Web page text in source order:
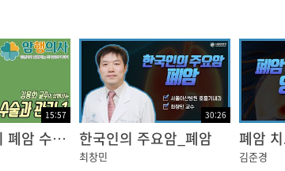
15:57
김용희 교수의 폐암 수술과 관리 1편
30:26
한국인의 주요암_폐암
최창민 김준경